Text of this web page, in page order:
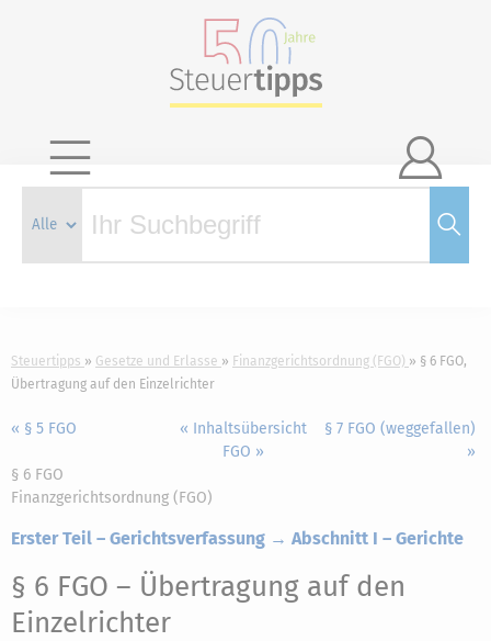

Steuertipps Gesetze und Erlasse Finanzgerichtsordnung (FGO)
§ 6 FGO,
Übertragung auf den Einzelrichter
« § 5 FGO
« Inhaltsübersicht
FGO »
§ 7 FGO (weggefallen)
»
§ 6 FGO
Finanzgerichtsordnung (FGO)
Erster Teil – Gerichtsverfassung → Abschnitt I – Gerichte
§ 6 FGO – Übertragung auf den
Einzelrichter